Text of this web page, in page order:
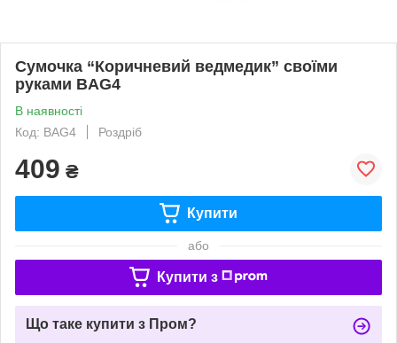
Сумочка “Коричневий ведмедик” своїми
руками BAG4
В наявності
Код: BAG4
Роздріб
409 ₴
Купити
або
Купити з
Що таке купити з Пром?